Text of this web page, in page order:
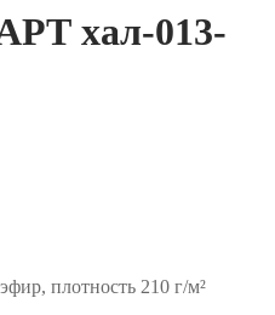
хал-013-
плотность 210 г/м²